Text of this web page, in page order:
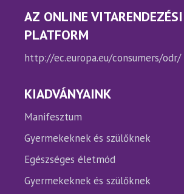
AZ ONLINE VITARENDEZÉSI
PLATFORM
http://ec.europa.eu/consumers/odr/
KIADVÁNYAINK
Manifesztum
Gyermekeknek és szülőknek
Egészséges életmód
Gyermekeknek és szülőknek